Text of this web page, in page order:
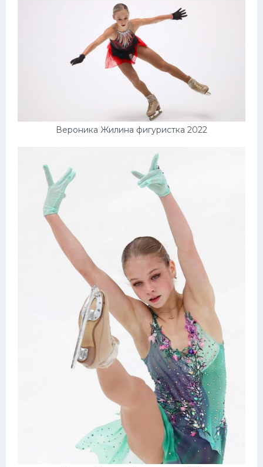
Вероника Жилина фигуристка 2022